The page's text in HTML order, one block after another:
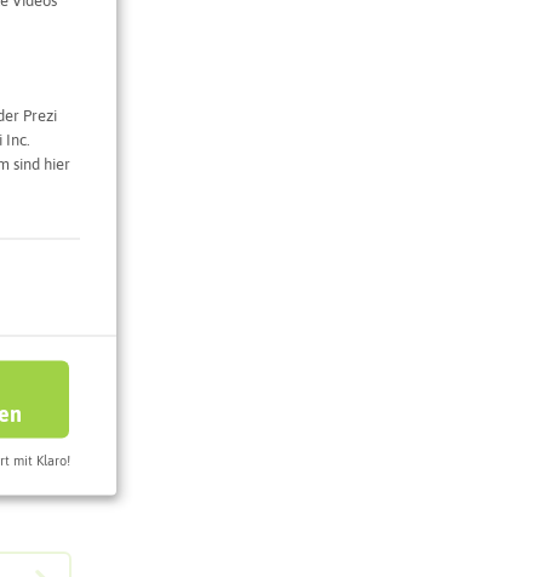
Prezi
Inc.
sind hier
mit Klaro!